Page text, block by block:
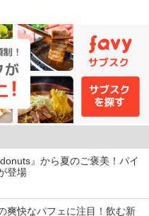
』から夏のご褒美！パイ
登場
爽快なパフェに注目！飲む新